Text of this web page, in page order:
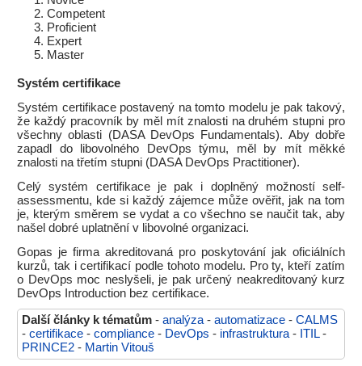
Competent
Proficient
Expert
Master
Systém certifikace
Systém certifikace postavený na tomto modelu je pak takový,
že každý pracovník by měl mít znalosti na druhém stupni pro
všechny oblasti (DASA DevOps Fundamentals). Aby dobře
zapadl do libovolného DevOps týmu, měl by mít měkké
znalosti na třetím stupni (DASA DevOps Practitioner).
Celý systém certifikace je pak i doplněný možností self-
assessmentu, kde si každý zájemce může ověřit, jak na tom
je, kterým směrem se vydat a co všechno se naučit tak, aby
našel dobré uplatnění v libovolné organizaci.
Gopas je firma akreditovaná pro poskytování jak oficiálních
kurzů, tak i certifikací podle tohoto modelu. Pro ty, kteří zatím
o DevOps moc neslyšeli, je pak určený neakreditovaný kurz
DevOps Introduction bez certifikace.
Další články k tématům - analýza - automatizace - CALMS
- certifikace - compliance - DevOps - infrastruktura - ITIL-
PRINCE2 - Martin Vitouš